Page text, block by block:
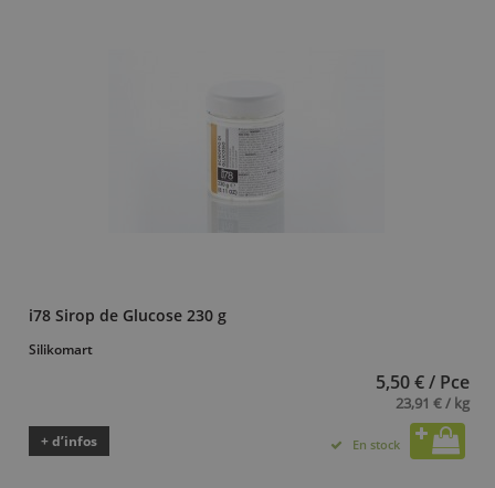
i78 Sirop de Glucose 230 g
Silikomart
5,50 € / Pce
23,91 € / kg
+ d’infos En stock